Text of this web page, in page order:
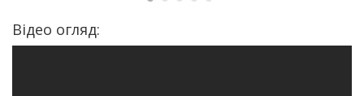
Відео огляд: